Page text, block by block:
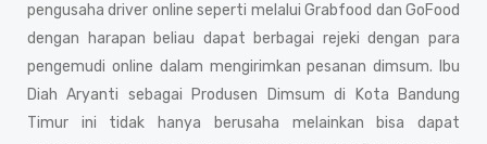
pengusaha driver online seperti melalui Grabfood dan GoFood
dengan harapan beliau dapat berbagai rejeki dengan para
pengemudi online dalam mengirimkan pesanan dimsum. Ibu
Diah Aryanti sebagai Produsen Dimsum di Kota Bandung
Timur ini tidak hanya berusaha melainkan bisa dapat